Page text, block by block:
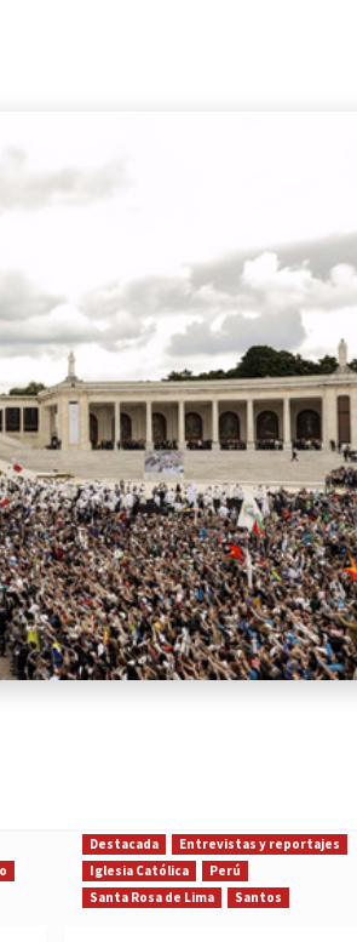
Destacada
Entrevistas y reportajes
Iglesia Católica
Perú
Santa Rosa de Lima
Santos